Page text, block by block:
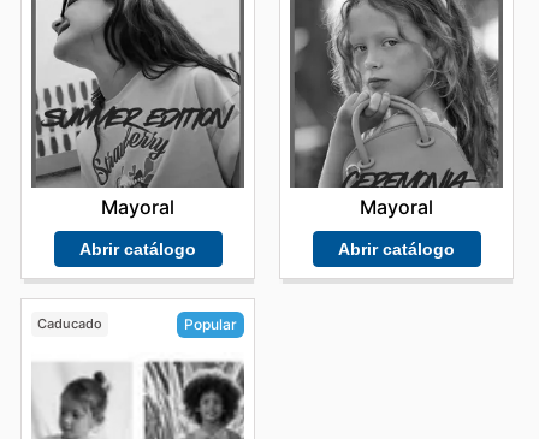
Mayoral
Abrir catálogo
Mayoral
Abrir catálogo
Caducado Popular